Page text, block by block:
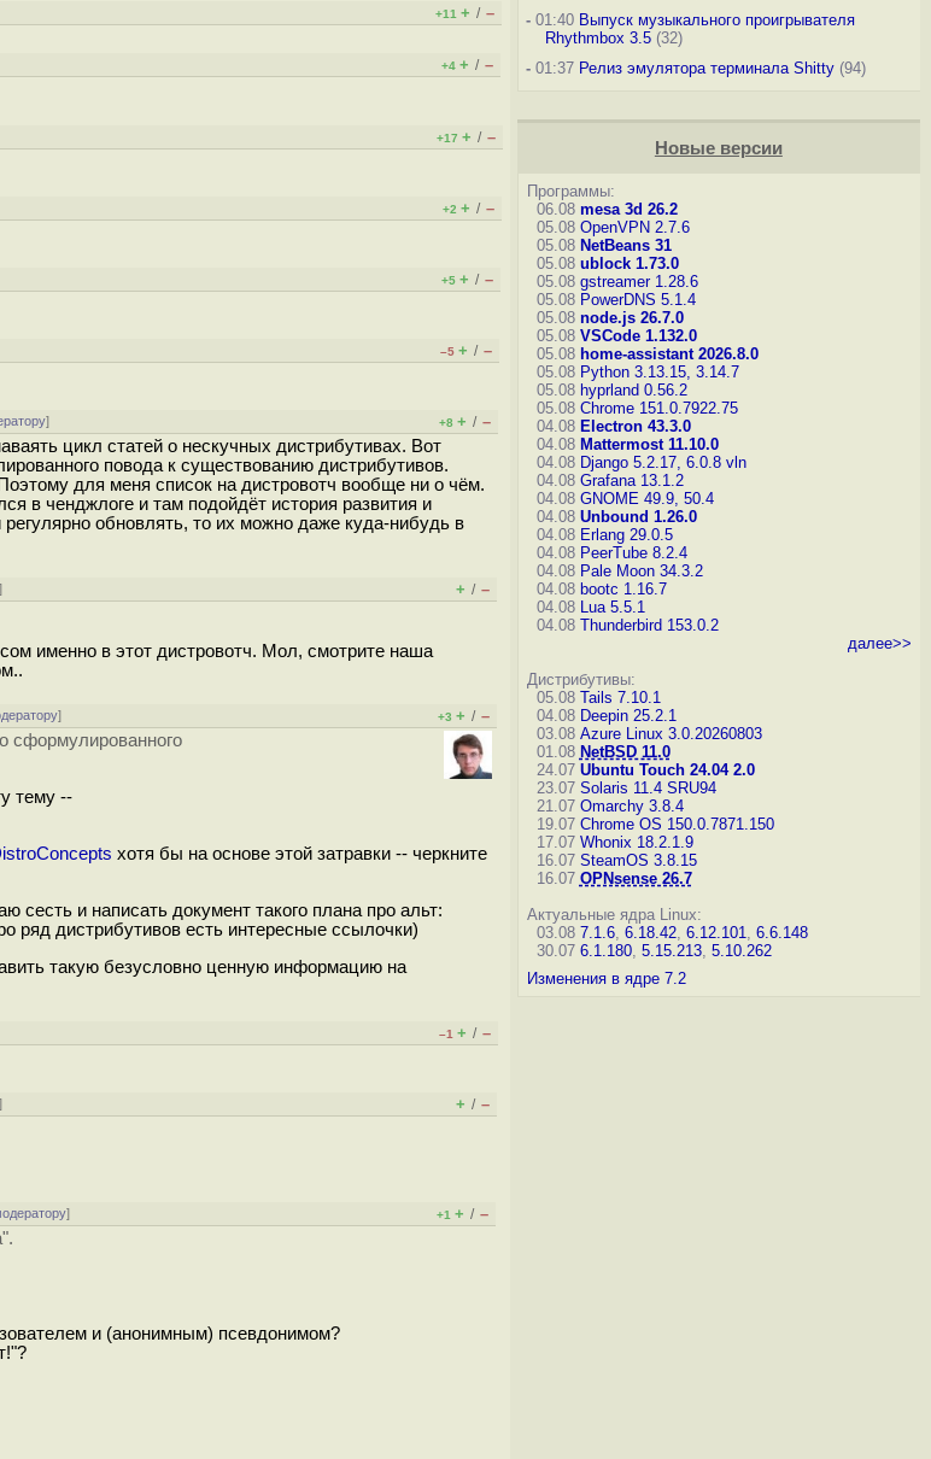
+11 + / –
+4 + / –
+17 + / –
+2 + / –
+5 + / –
–5 + / –
] +8 + / –
цикл статей о нескучных дистрибутивах. Вот
повода к существованию дистрибутивов.
для меня список на дистровотч вообще ни о чём.
в ченджлоге и там подойдёт история развития и
обновлять, то их можно даже куда-нибудь в
] + / –
именно в этот дистровотч. Мол, смотрите наша
] +3 + / –
сформулированного
тему --
хотя бы на основе этой затравки -- черкните
сесть и написать документ такого плана про альт:
ряд дистрибутивов есть интересные ссылочки)
такую безусловно ценную информацию на
–1 + / –
] + / –
] +1 + / –
и (анонимным) псевдонимом?
-01:40 Выпуск музыкального проигрывателя
Rhythmbox 3.5(32)
-01:37 Релиз эмулятора терминала Shitty(94)
Новые версии
Программы:
06.08 mesa 3d 26.2
05.08 OpenVPN 2.7.6
05.08 NetBeans 31
05.08 ublock 1.73.0
05.08 gstreamer 1.28.6
05.08 PowerDNS 5.1.4
05.08 node.js 26.7.0
05.08 VSCode 1.132.0
05.08 home-assistant 2026.8.0
05.08 Python 3.13.15, 3.14.7
05.08 hyprland 0.56.2
05.08 Chrome 151.0.7922.75
04.08 Electron 43.3.0
04.08 Mattermost 11.10.0
04.08 Django 5.2.17, 6.0.8 vln
04.08 Grafana 13.1.2
04.08 GNOME 49.9, 50.4
04.08 Unbound 1.26.0
04.08 Erlang 29.0.5
04.08 PeerTube 8.2.4
04.08 Pale Moon 34.3.2
04.08 bootc 1.16.7
04.08 Lua 5.5.1
04.08 Thunderbird 153.0.2
далее>>
Дистрибутивы:
05.08 Tails 7.10.1
04.08 Deepin 25.2.1
03.08 Azure Linux 3.0.20260803
01.08 NetBSD 11.0
24.07 Ubuntu Touch 24.04 2.0
23.07 Solaris 11.4 SRU94
21.07 Omarchy 3.8.4
19.07 Chrome OS 150.0.7871.150
17.07 Whonix 18.2.1.9
16.07 SteamOS 3.8.15
16.07 OPNsense 26.7
Актуальные ядра Linux:
03.08 7.1.6, 6.18.42, 6.12.101, 6.6.148
30.07 6.1.180, 5.15.213, 5.10.262
Изменения в ядре 7.2